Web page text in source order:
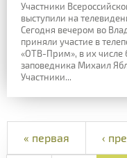
Участники
выступили на
Сегодня вечером во
приняли участие в
«ОТВ-Прим», в их числе
заповедника Михаил
Участники...
« первая ‹